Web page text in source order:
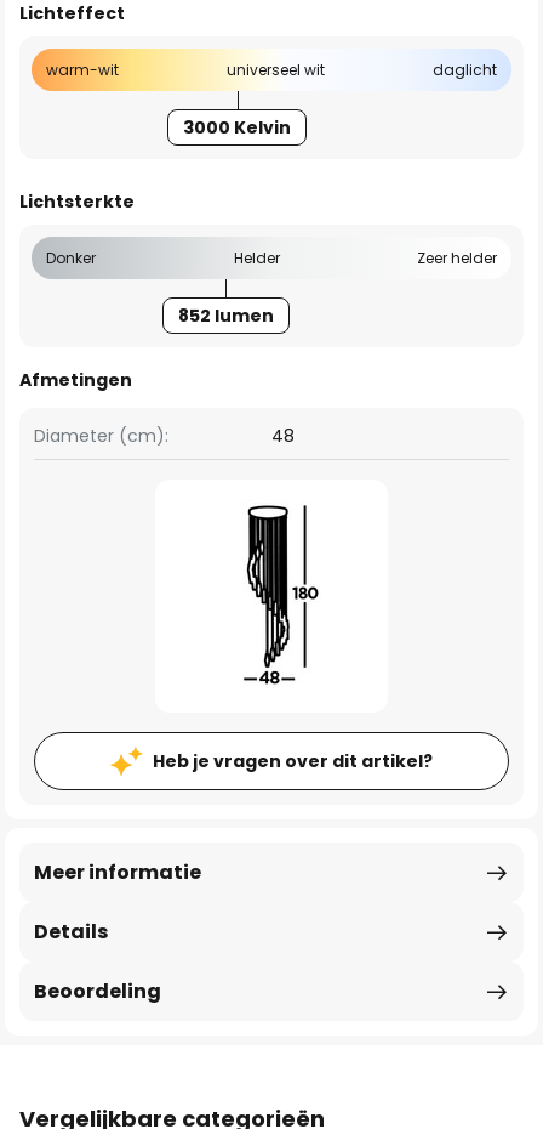
Lichteffect
warm-wit universeel wit daglicht
3000 Kelvin
Lichtsterkte
Donker Helder Zeer helder
852 lumen
Afmetingen
Diameter (cm): 48
Heb je vragen over dit artikel?
Details
Meer informatie
Beoordeling
Vergelijkbare categorieën